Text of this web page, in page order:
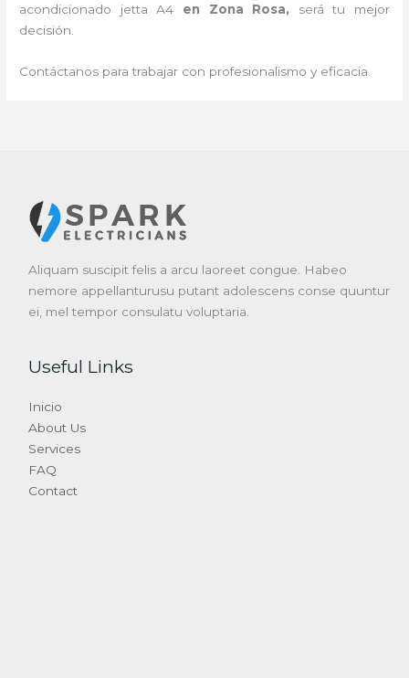
acondicionado jetta A4 en Zona Rosa, será tu mejor
decisión.
Contáctanos para trabajar con profesionalismo y eficacia.
Aliquam suscipit felis a arcu laoreet congue. Habeo
nemore appellanturusu putant adolescens conse quuntur
ei, mel tempor consulatu voluptaria.
Useful Links
Inicio
About Us
Services
FAQ
Contact